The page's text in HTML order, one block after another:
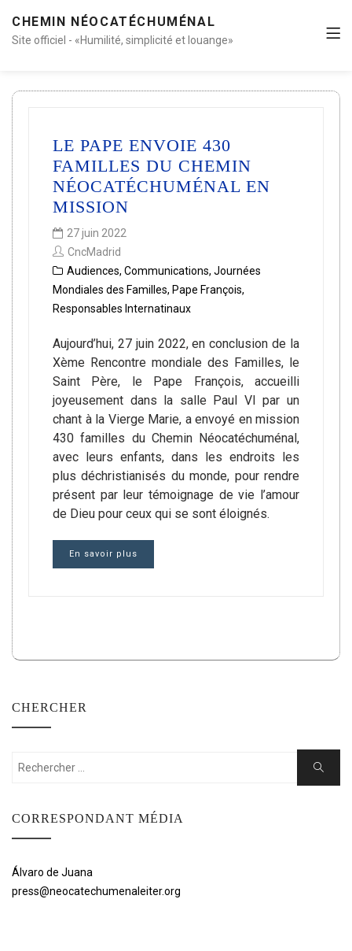
CHEMIN NÉOCATÉCHUMÉNAL
Site officiel - «Humilité, simplicité et louange»
LE PAPE ENVOIE 430
FAMILLES DU CHEMIN
NÉOCATÉCHUMÉNAL EN
MISSION
27 juin 2022
CncMadrid
Audiences, Communications, Journées
Mondiales des Familles, Pape François,
Responsables Internatinaux
Aujourd’hui, 27 juin 2022, en conclusion de la
Xème Rencontre mondiale des Familles, le
Saint Père, le Pape François, accueilli
joyeusement dans la salle Paul VI par un
chant à la Vierge Marie, a envoyé en mission
430 familles du Chemin Néocatéchuménal,
avec leurs enfants, dans les endroits les
plus déchristianisés du monde, pour rendre
présent par leur témoignage de vie l’amour
de Dieu pour ceux qui se sont éloignés.
En savoir plus
CHERCHER
Rechercher:
Chercher
CORRESPONDANT MÉDIA
Álvaro de Juana
press@neocatechumenaleiter.org